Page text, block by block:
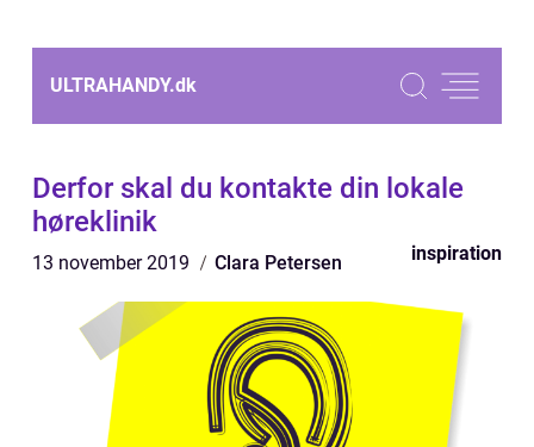
ULTRAHANDY.dk
Derfor skal du kontakte din lokale
høreklinik
13 november 2019 Clara Petersen inspiration